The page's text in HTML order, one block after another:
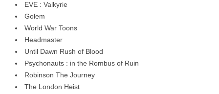
EVE : Valkyrie
Golem
World War Toons
Headmaster
Until Dawn Rush of Blood
Psychonauts : in the Rombus of Ruin
Robinson The Journey
The London Heist